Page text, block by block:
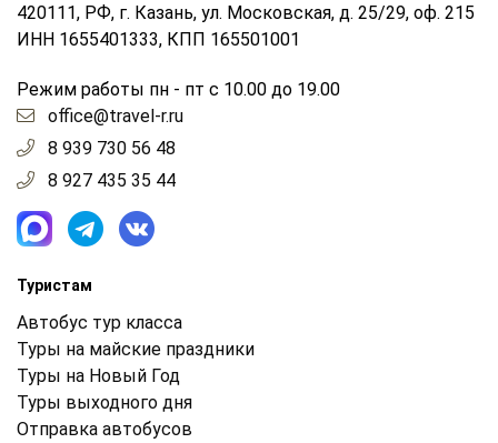
420111, РФ, г. Казань, ул. Московская, д. 25/29, оф. 215
ИНН 1655401333, КПП 165501001
Режим работы пн - пт с 10.00 до 19.00
office@travel-r.ru
8 939 730 56 48
8 927 435 35 44
Туристам
Автобус тур класса
Туры на майские праздники
Туры на Новый Год
Туры выходного дня
Отправка автобусов